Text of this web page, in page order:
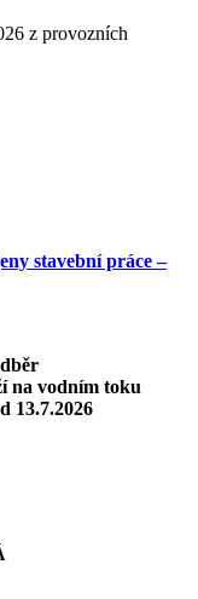
z provozních
stavební práce –
na vodním toku
13.7.2026